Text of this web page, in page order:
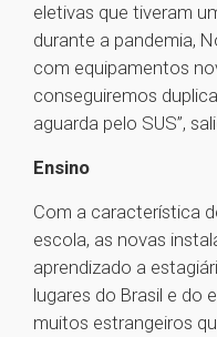
eletivas que tiveram
durante a pandemia,
com equipamentos
conseguiremos
aguarda pelo SUS”,
Ensino
Com a característica
escola, as novas
aprendizado a
lugares do Brasil e do
muitos estrangeiros